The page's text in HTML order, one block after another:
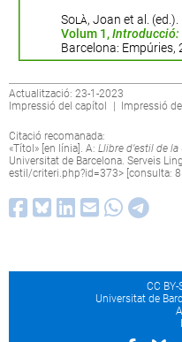
Solà, Joan et al. (ed.).
Volum 1,
Barcelona: Empúries,
Actualització: 23-1-2023
Impressió del capítol
| Impressió
Citació recomanada:
«Títol» [en línia]. A: Llibre d’estil de la
Universitat de Barcelona. Serveis
estil/criteri.php?id=373> [consulta:
CC BY-
Universitat de